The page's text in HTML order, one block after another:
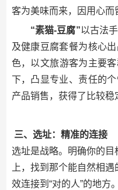
客为美味而来，因用心而
“素猫-豆腐”以古法
及健康豆腐套餐为核心
色，以文旅游客为主要
下，凸显专业、责任的
产品销售，获得了比较稳
三、选址：精准的连接
选址是战略。明确你的
上，找到那个能自然相
效连接到“对的人”的地方。